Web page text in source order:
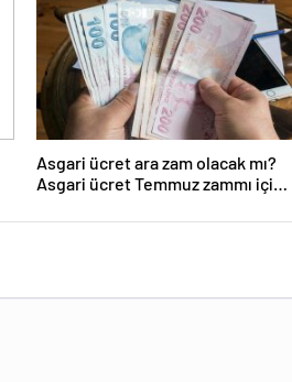
Asgari ücret ara zam olacak mı?
Asgari ücret Temmuz zammı için